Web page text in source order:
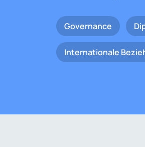
Governance
Internationale